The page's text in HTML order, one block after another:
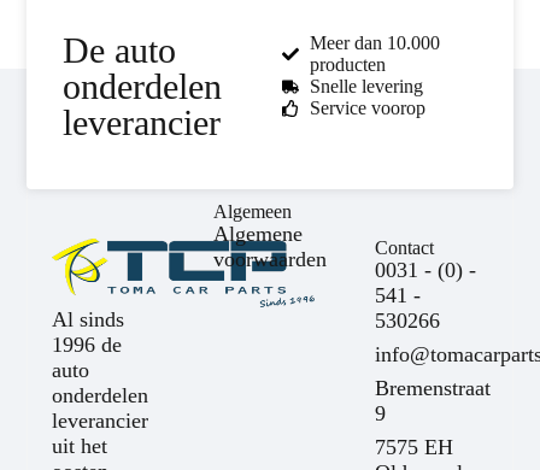
De auto
onderdelen
leverancier
Meer dan 10.000
producten
Snelle levering
Service voorop
Al sinds
1996 de
auto
onderdelen
leverancier
uit het
Algemeen
Algemene
voorwaarden
Contact
0031 - (0) -
541 -
530266
Bremenstraat
9
7575 EH